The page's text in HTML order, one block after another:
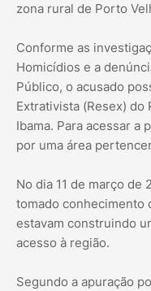
zona rural de Porto
Conforme as
Homicídios e a
Público, o acusado
Extrativista (Resex) do
Ibama. Para acessar a
por uma área
No dia 11 de março de
tomado conhecimento
estavam construindo
acesso à região.
Segundo a apuração